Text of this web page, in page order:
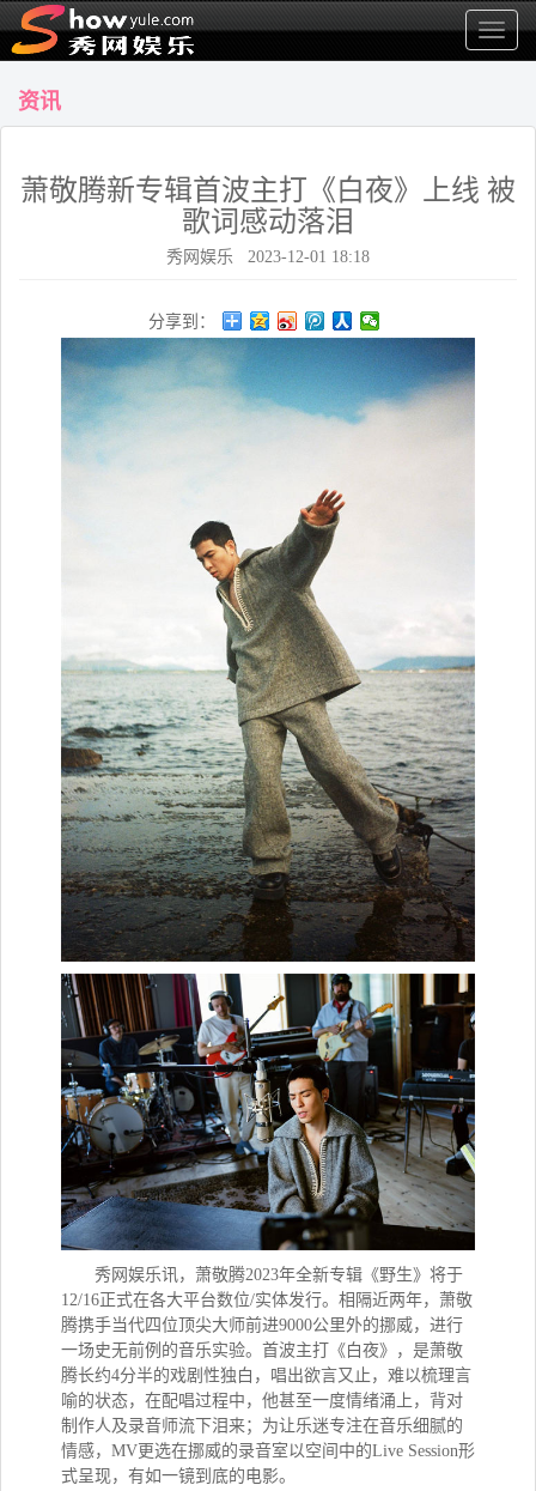
显
示
资讯
萧敬腾新专辑首波主打《白夜》上线 被
歌词感动落泪
秀网娱乐 2023-12-01 18:18
分享到：
秀网娱乐讯， 萧敬腾2023年全新专辑《野生》将于
12/16正式在各大平台数位/实体发行。相隔近两年，萧敬
腾携手当代四位顶尖大师前进9000公里外的挪威，进行
一场史无前例的音乐实验。首波主打《白夜》，是萧敬
腾长约4分半的戏剧性独白，唱出欲言又止，难以梳理言
喻的状态，在配唱过程中，他甚至一度情绪涌上，背对
制作人及录音师流下泪来；为让乐迷专注在音乐细腻的
情感，MV更选在挪威的录音室以空间中的Live Session形
式呈现，有如一镜到底的电影。